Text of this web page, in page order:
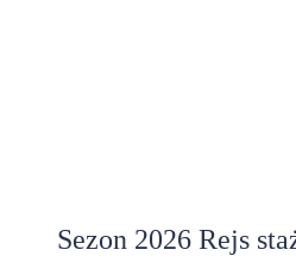
Sezon 2026 Rejs